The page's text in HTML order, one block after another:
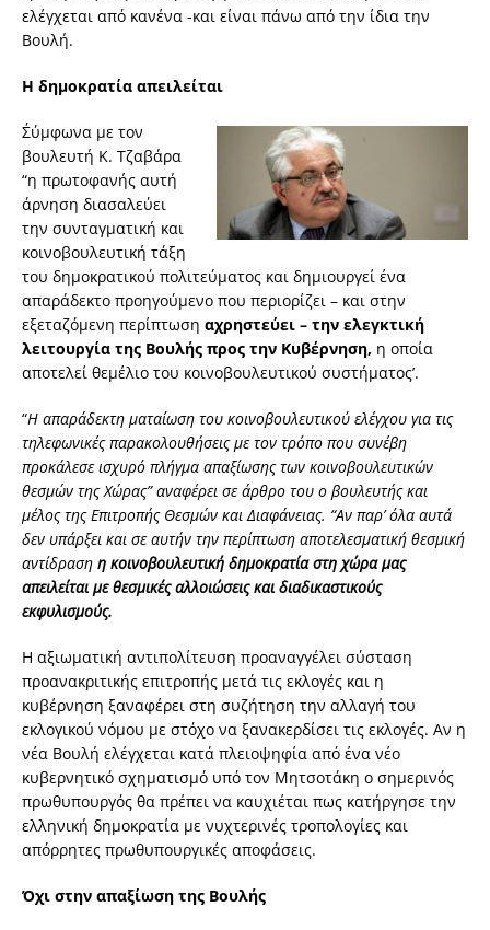
ελέγχεται από κανένα -και είναι πάνω από την ίδια την
Βουλή.
Η δημοκρατία απειλείται
Σ΄ύμφωνα με τον
βουλευτή Κ. Τζαβάρα
“η πρωτοφανής αυτή
άρνηση διασαλεύει
την συνταγματική και
κοινοβουλευτική τάξη
του δημοκρατικού πολιτεύματος και δημιουργεί ένα
απαράδεκτο προηγούμενο που περιορίζει – και στην
εξεταζόμενη περίπτωση αχρηστεύει – την ελεγκτική
λειτουργία της Βουλής προς την Κυβέρνηση, η οποία
αποτελεί θεμέλιο του κοινοβουλευτικού συστήματος’.
“Η απαράδεκτη ματαίωση του κοινοβουλευτικού ελέγχου για τις
τηλεφωνικές παρακολουθήσεις με τον τρόπο που συνέβη
προκάλεσε ισχυρό πλήγμα απαξίωσης των κοινοβουλευτικών
θεσμών της Χώρας” αναφέρει σε άρθρο του ο βουλευτής και
μέλος της Επιτροπής Θεσμών και Διαφάνειας. “Αν παρ’ όλα αυτά
δεν υπάρξει και σε αυτήν την περίπτωση αποτελεσματική θεσμική
αντίδραση η κοινοβουλευτική δημοκρατία στη χώρα μας
απειλείται με θεσμικές αλλοιώσεις και διαδικαστικούς
εκφυλισμούς.
Η αξιωματική αντιπολίτευση προαναγγέλει σύσταση
προανακριτικής επιτροπής μετά τις εκλογές και η
κυβέρνηση ξαναφέρει στη συζήτηση την αλλαγή του
εκλογικού νόμου με στόχο να ξανακερδίσει τις εκλογές. Αν η
νέα Βουλή ελέγχεται κατά πλειοψηφία από ένα νέο
κυβερνητικό σχηματισμό υπό τον Μητσοτάκη ο σημερινός
πρωθυπουργός θα πρέπει να καυχιέται πως κατήργησε την
ελληνική δημοκρατία με νυχτερινές τροπολογίες και
απόρρητες πρωθυπουργικές αποφάσεις.
Όχι στην απαξίωση της Βουλής